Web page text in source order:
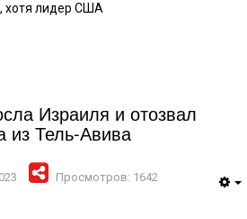
хотя лидер США
Израиля и отозвал
из Тель-Авива
Просмотров: 1642